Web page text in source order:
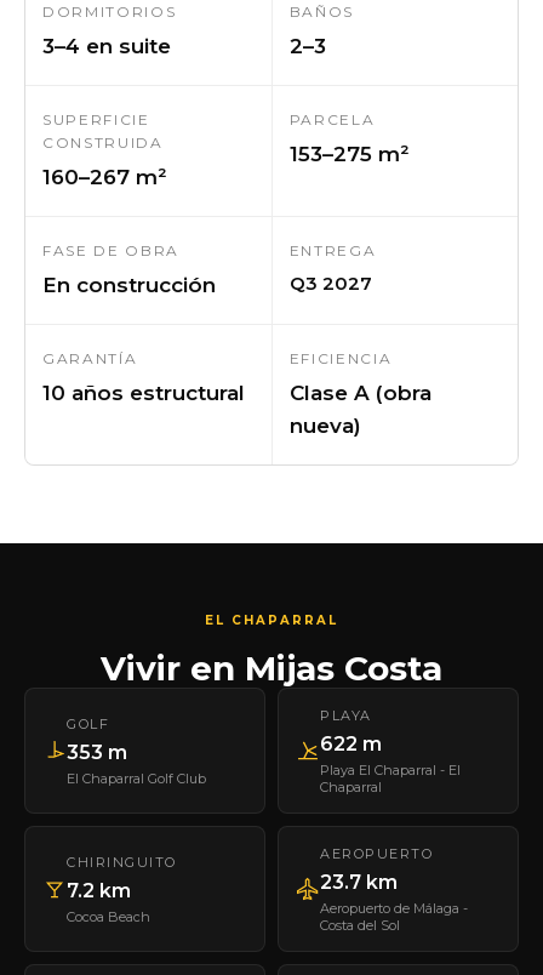
DORMITORIOS
3–4 en suite
BAÑOS
2–3
SUPERFICIE
CONSTRUIDA
160–267 m²
PARCELA
153–275 m²
FASE DE OBRA
En construcción
ENTREGA
Q3 2027
GARANTÍA
10 años estructural
EFICIENCIA
Clase A (obra
nueva)
EL CHAPARRAL
Vivir en Mijas Costa
GOLF
353 m
El Chaparral Golf Club
PLAYA
622 m
Playa El Chaparral - El
Chaparral
CHIRINGUITO
7.2 km
Cocoa Beach
AEROPUERTO
23.7 km
Aeropuerto de Málaga -
Costa del Sol